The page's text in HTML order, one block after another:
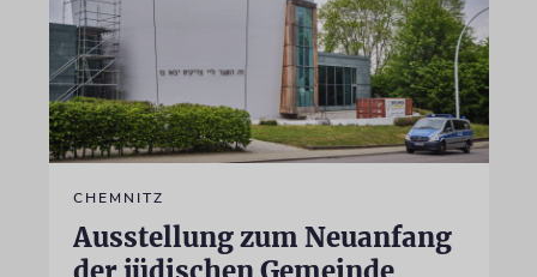
CHEMNITZ
Ausstellung zum Neuanfang